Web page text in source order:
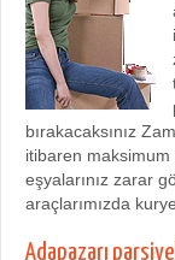
bırakacaksınız
itibaren
eşyalarınız zarar
araçlarımızda
Adapazarı